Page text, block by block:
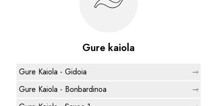
Gure kaiola
Gure Kaiola - Gidoia
Gure Kaiola - Bonbardinoa